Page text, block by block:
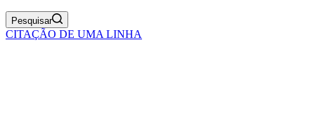
Pesquisar
CITAÇÃO DE UMA LINHA